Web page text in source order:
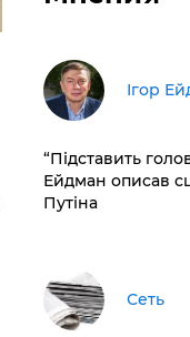
Ігор
​“Підставить
Ейдман описав
Путіна
Сеть